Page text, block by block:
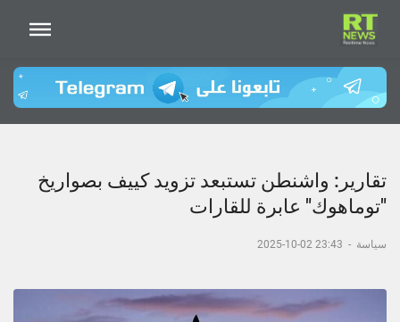
تقارير: واشنطن تستبعد تزويد كييف بصواريخ
"توماهوك" عابرة للقارات
سياسة -
23:43 02-10-2025